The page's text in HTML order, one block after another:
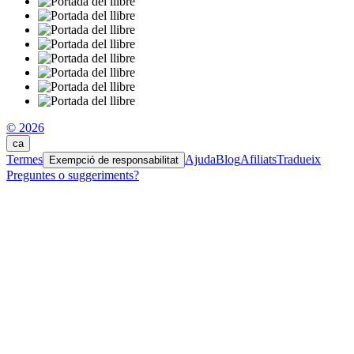
© 2026
ca
Termes Exempció de responsabilitat AjudaBlogAfiliatsTradueix
Preguntes o suggeriments?